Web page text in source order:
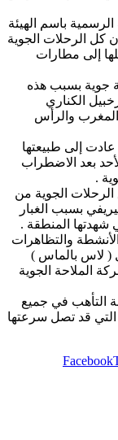
باسم الهيئة
كل الرحلات الجوية
إلى مطارات
) فقد تأثرت حوالي 144 رحلة جوية بسبب هذه
الكناري
والرأس
إلى طبيعتها
بعد الاضطراب
الجوية من
بسبب الغبار
شهدتها المنطقة .
والتظاهرات
( لاس بالماس )
الملاحة الجوية
التأهب في جميع
التي قد تصل سرعتها
Facebook